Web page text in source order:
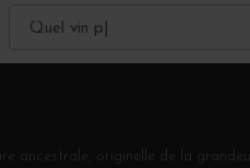
ancestrale, originelle de la